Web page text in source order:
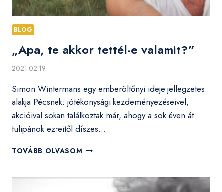
BLOG
„Apa, te akkor tettél-e valamit?”
2021.02.19.
Simon Wintermans egy emberöltőnyi ideje jellegzetes
alakja Pécsnek: jótékonysági kezdeményezéseivel,
akcióival sokan találkoztak már, ahogy a sok éven át
tulipánok ezreitől díszes…
TOVÁBB OLVASOM „APA,
TETTÉL-